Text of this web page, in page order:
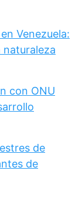
Venezuela:
con ONU
de
de